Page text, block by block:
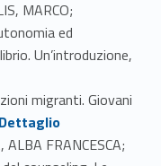
MARCO;
ed
Un’introduzione,
migranti. Giovani
Link identifier #identifier_person_184038-30
Dettaglio
ALBA FRANCESCA;